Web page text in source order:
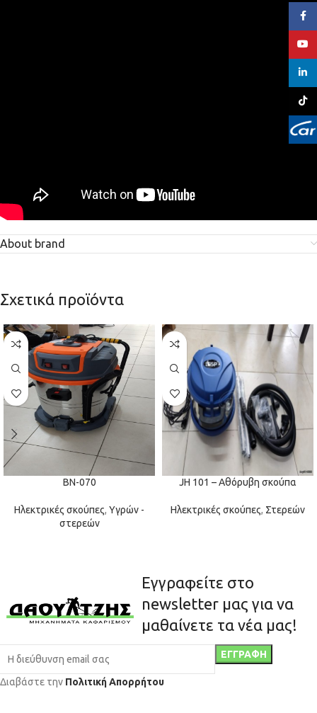
About brand
Σχετικά προϊόντα
BN-070
Ηλεκτρικές σκούπες, Υγρών -
στερεών
JH 101 – Αθόρυβη σκούπα
Ηλεκτρικές σκούπες, Στερεών
Εγγραφείτε στο
newsletter μας για να
μαθαίνετε τα νέα μας!
Διαβάστε την Πολιτική Απορρήτου